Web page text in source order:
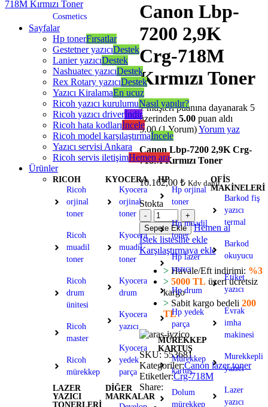
Cosmetics
Sayfalar
Hp tonerFırsatlar
Gestetner yazıcıDestek
Lanier yazıcıDestek
Nashuatec yazıcıDestek
Rex Rotary yazıcıDestek
Yazıcı KiralamaEn ucuz
Ricoh yazıcı kurulumuNasıl yapılır?
Ricoh yazıcı driverİndir
Ricoh hata kodlarıİncele
Ricoh model karşılaştırmaİncele
Yazıcı servisi Ankara
Ricoh servis iletişimHemen ara
Ürünler
RICOH
Ricoh
orjinal
toner
Ricoh
muadil
toner
Ricoh
drum
ünitesi
Ricoh
master
Ricoh
mürekkep
LAZER
YAZICI
TONERLERİ
KYOCERA
Kyocera
orjinal
toner
Kyocera
muadil
toner
Kyocera
drum
Kyocera
yazıcı
Kyocera
yedek
parça
DİĞER
MARKALAR
HP
Hp orjinal
toner
Hp muadil
toner
Hp lazer
yazıcı
Hp drum
Hp yedek
parça
MÜREKKEP
KARTUŞ
Mürekkep
kartuş
Dolum
mürekkep
OFİS
MAKİNELERİ
Barkod fiş
yazıcı
termal
Barkod
okuyucu
Etiket
yazıcı
Evrak
imha
makinesi
Murekkepli
yazıcı
Lazer
yazıcı
Canon Lbp-
7200 2,9K
Crg-718M
Kırmızı Toner
1müşteri puanına dayanarak 5
üzerinden 5.00puan aldı
5.00(1 Yorum)Yorum yaz
Canon Lbp-7200 2,9K Crg-
718M Kırmızı Toner
10.162,00 ₺ Kdv dahil
Stokta
Sepete Ekle
Hemen al
İstek listesine ekle
Karşılaştırmaya ekle
> Havale/Eft indirimi: %3
> 5000 TL üzeri ücretsiz
kargo
> Sabit kargo bedeli 200
TL
SKU:553681
Kategoriler:Canon lazer toner
Etiketler:Crg-718M
Share: